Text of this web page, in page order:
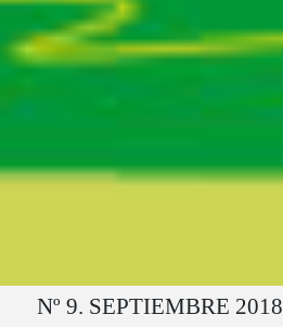
Ruta del sitio
Nº 9. SEPTIEMBRE 2018